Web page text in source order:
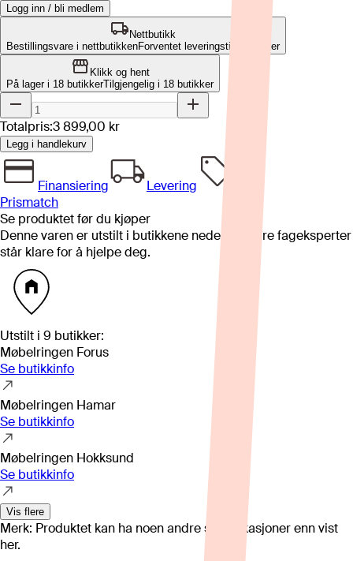
Logg inn / bli medlem
Nettbutikk
Bestillingsvare i nettbutikkenForventet leveringstid: 2-3 uker
Klikk og hent
På lager i 18 butikkerTilgjengelig i 18 butikker
Totalpris:3 899,00 kr
Legg i handlekurv
Finansiering
Levering
Prismatch
Se produktet før du kjøper
Denne varen er utstilt i butikkene nedenfor. Våre fageksperter
står klare for å hjelpe deg.
Utstilt i 9 butikker:
Møbelringen Forus
Se butikkinfo
Møbelringen Hamar
Se butikkinfo
Møbelringen Hokksund
Se butikkinfo
Vis flere
Merk: Produktet kan ha noen andre spesifikasjoner enn vist
her.